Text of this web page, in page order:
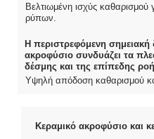
Βελτιωμένη ισχύς
ρύπων.
Η περιστρεφόμενη
ακροφύσιο συνδυάζει τα
δέσμης και της επίπεδης
Υψηλή απόδοση καθαρισμού
Κεραμικό ακροφύσιο και